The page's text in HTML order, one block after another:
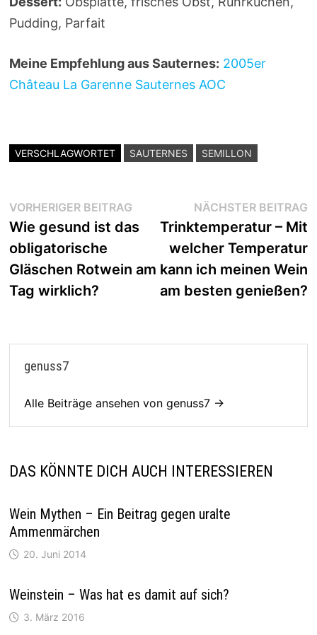
Pudding, Parfait
Meine Empfehlung aus Sauternes: 2005er
Château La Garenne Sauternes AOC
VERSCHLAGWORTET SAUTERNES SEMILLON
Beitragsnavigation
VORHERIGER BEITRAGVorheriger
Beitrag:
Wie gesund ist das
obligatorische
Gläschen Rotwein am
Tag wirklich?
NÄCHSTER BEITRAG
Trinktemperatur – Mit
welcher Temperatur
kann ich meinen Wein
am besten genießen?
genuss7
Alle Beiträge ansehen von genuss7 →
DAS KÖNNTE DICH AUCH INTERESSIEREN
Wein Mythen – Ein Beitrag gegen uralte
Ammenmärchen
20. Juni 2014
Weinstein – Was hat es damit auf sich?
3. März 2016